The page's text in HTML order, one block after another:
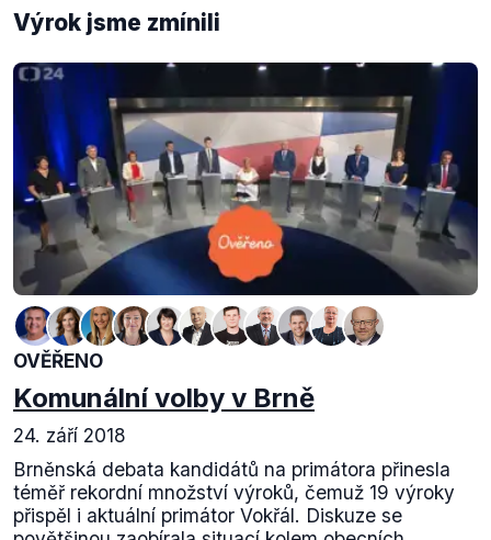
Výrok jsme zmínili
OVĚŘENO
Komunální volby v Brně
24. září 2018
Brněnská debata kandidátů na primátora přinesla
téměř rekordní množství výroků, čemuž 19 výroky
přispěl i aktuální primátor Vokřál. Diskuze se